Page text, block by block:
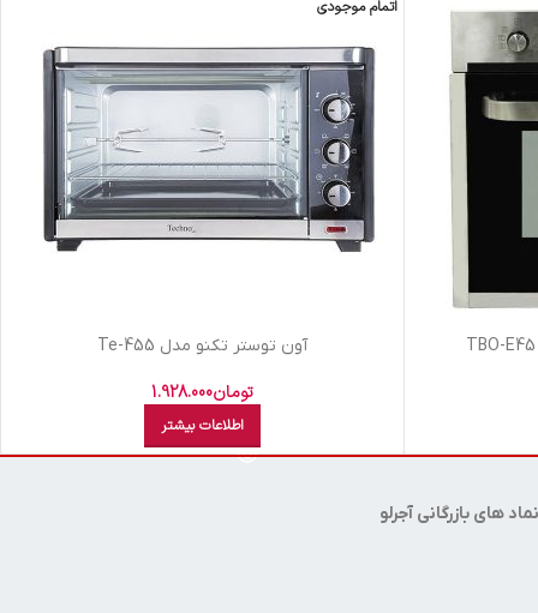
اتمام موجودی
آون توستر تکنو مدل Te-455
تومان1.928.000
اطلاعات بیشتر
نماد های بازرگانی آجرلو